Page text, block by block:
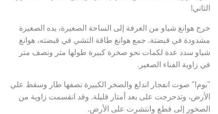
الثاني!
خرج هوانغ شياو من الغرفة إلى الساحة الصغيرة، يده الصغيرة
مشدودة في قبضتة. جمع هوانغ طاقة التشي في قبضته، هوانغ
شياو سدد عدة لكمات نحو صخرة كبيرة طولها متر ونصف متر
في زاوية الفناء الصغير.
"بوم!" صوت انفجار اندلع والصخر الكبيرة نصفها طار وسقط علي
الأرض، وتدحرجت على بعد أمتار قليلة. وقد انقسمت زاوية من
الصخور إلى قطع وانتشرت على الأرض.